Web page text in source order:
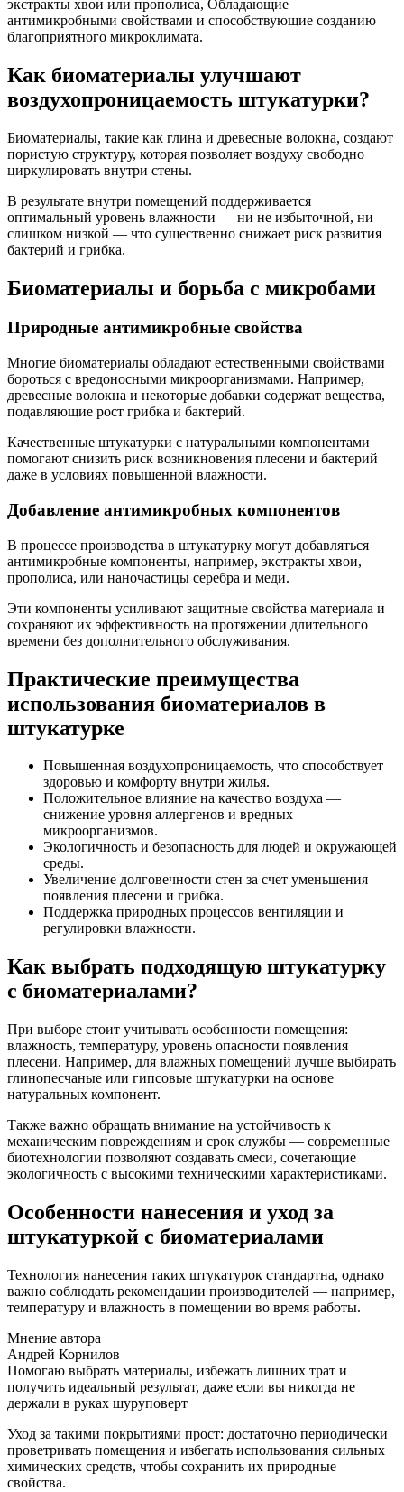
экстракты хвои или прополиса, Обладающие
антимикробными свойствами и способствующие созданию
благоприятного микроклимата.
Как биоматериалы улучшают
воздухопроницаемость штукатурки?
Биоматериалы, такие как глина и древесные волокна, создают
пористую структуру, которая позволяет воздуху свободно
циркулировать внутри стены.
В результате внутри помещений поддерживается
оптимальный уровень влажности — ни не избыточной, ни
слишком низкой — что существенно снижает риск развития
бактерий и грибка.
Биоматериалы и борьба с микробами
Природные антимикробные свойства
Многие биоматериалы обладают естественными свойствами
бороться с вредоносными микроорганизмами. Например,
древесные волокна и некоторые добавки содержат вещества,
подавляющие рост грибка и бактерий.
Качественные штукатурки с натуральными компонентами
помогают снизить риск возникновения плесени и бактерий
даже в условиях повышенной влажности.
Добавление антимикробных компонентов
В процессе производства в штукатурку могут добавляться
антимикробные компоненты, например, экстракты хвои,
прополиса, или наночастицы серебра и меди.
Эти компоненты усиливают защитные свойства материала и
сохраняют их эффективность на протяжении длительного
времени без дополнительного обслуживания.
Практические преимущества
использования биоматериалов в
штукатурке
Повышенная воздухопроницаемость, что способствует
здоровью и комфорту внутри жилья.
Положительное влияние на качество воздуха —
снижение уровня аллергенов и вредных
микроорганизмов.
Экологичность и безопасность для людей и окружающей
среды.
Увеличение долговечности стен за счет уменьшения
появления плесени и грибка.
Поддержка природных процессов вентиляции и
регулировки влажности.
Как выбрать подходящую штукатурку
с биоматериалами?
При выборе стоит учитывать особенности помещения:
влажность, температуру, уровень опасности появления
плесени. Например, для влажных помещений лучше выбирать
глинопесчаные или гипсовые штукатурки на основе
натуральных компонент.
Также важно обращать внимание на устойчивость к
механическим повреждениям и срок службы — современные
биотехнологии позволяют создавать смеси, сочетающие
экологичность с высокими техническими характеристиками.
Особенности нанесения и уход за
штукатуркой с биоматериалами
Технология нанесения таких штукатурок стандартна, однако
важно соблюдать рекомендации производителей — например,
температуру и влажность в помещении во время работы.
Мнение автора
Андрей Корнилов
Помогаю выбрать материалы, избежать лишних трат и
получить идеальный результат, даже если вы никогда не
держали в руках шуруповерт
Уход за такими покрытиями прост: достаточно периодически
проветривать помещения и избегать использования сильных
химических средств, чтобы сохранить их природные
свойства.